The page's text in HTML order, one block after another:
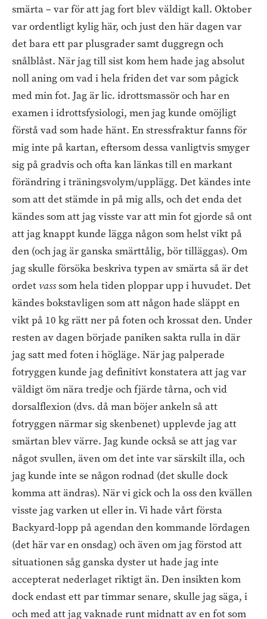
smärta – var för att jag fort blev väldigt kall. Oktober
var ordentligt kylig här, och just den här dagen var
det bara ett par plusgrader samt duggregn och
snålblåst. När jag till sist kom hem hade jag absolut
noll aning om vad i hela friden det var som pågick
med min fot. Jag är lic. idrottsmassör och har en
examen i idrottsfysiologi, men jag kunde omöjligt
förstå vad som hade hänt. En stressfraktur fanns för
mig inte på kartan, eftersom dessa vanligtvis smyger
sig på gradvis och ofta kan länkas till en markant
förändring i träningsvolym/upplägg. Det kändes inte
som att det stämde in på mig alls, och det enda det
kändes som att jag visste var att min fot gjorde så ont
att jag knappt kunde lägga någon som helst vikt på
den (och jag är ganska smärttålig, bör tilläggas). Om
jag skulle försöka beskriva typen av smärta så är det
ordetvasssom hela tiden ploppar upp i huvudet. Det
kändes bokstavligen som att någon hade släppt en
vikt på 10 kg rätt ner på foten och krossat den. Under
resten av dagen började paniken sakta rulla in där
jag satt med foten i högläge. När jag palperade
fotryggen kunde jag definitivt konstatera att jag var
väldigt öm nära tredje och fjärde tårna, och vid
dorsalflexion (dvs. då man böjer ankeln så att
fotryggen närmar sig skenbenet) upplevde jag att
smärtan blev värre. Jag kunde också se att jag var
något svullen, även om det inte var särskilt illa, och
jag kunde inte se någon rodnad (det skulle dock
komma att ändras). När vi gick och la oss den kvällen
visste jag varken ut eller in. Vi hade vårt första
Backyard-lopp på agendan den kommande lördagen
(det här var en onsdag) och även om jag förstod att
situationen såg ganska dyster ut hade jag inte
accepterat nederlaget riktigt än. Den insikten kom
dock endast ett par timmar senare, skulle jag säga, i
och med att jag vaknade runt midnatt av en fot som